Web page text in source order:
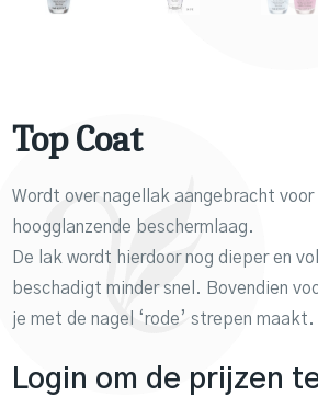
Top Coat
Wordt over nagellak aangebracht voor
hoogglanzende beschermlaag.
De lak wordt hierdoor nog dieper en
beschadigt minder snel. Bovendien
je met de nagel ‘rode’ strepen maakt.
Login om de prijzen